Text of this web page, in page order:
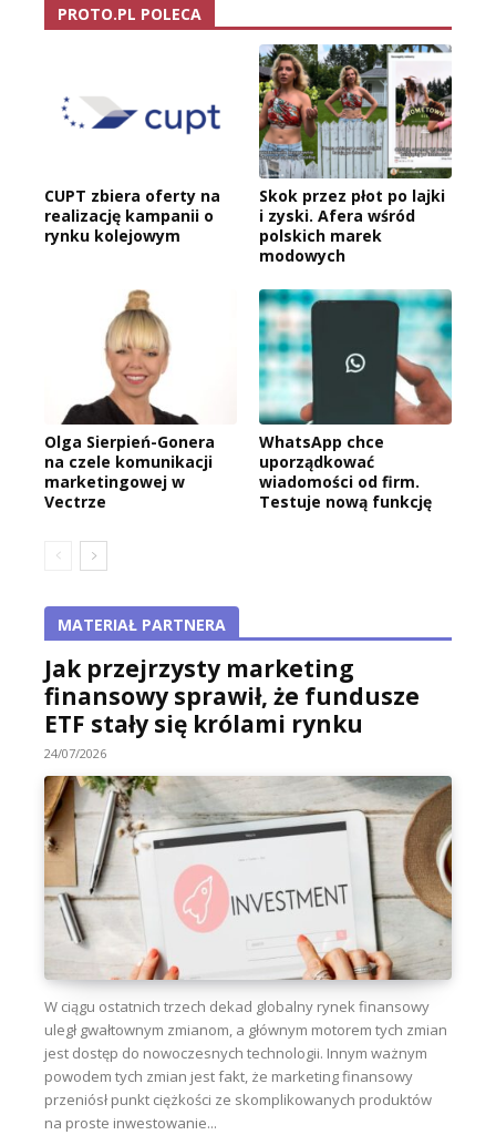
PROTO.PL POLECA
CUPT zbiera oferty na
realizację kampanii o
rynku kolejowym
Skok przez płot po lajki
i zyski. Afera wśród
polskich marek
modowych
Olga Sierpień-Gonera
na czele komunikacji
marketingowej w
Vectrze
WhatsApp chce
uporządkować
wiadomości od firm.
Testuje nową funkcję
MATERIAŁ PARTNERA
Jak przejrzysty marketing
finansowy sprawił, że fundusze
ETF stały się królami rynku
24/07/2026
W ciągu ostatnich trzech dekad globalny rynek finansowy
uległ gwałtownym zmianom, a głównym motorem tych zmian
jest dostęp do nowoczesnych technologii. Innym ważnym
powodem tych zmian jest fakt, że marketing finansowy
przeniósł punkt ciężkości ze skomplikowanych produktów
na proste inwestowanie...